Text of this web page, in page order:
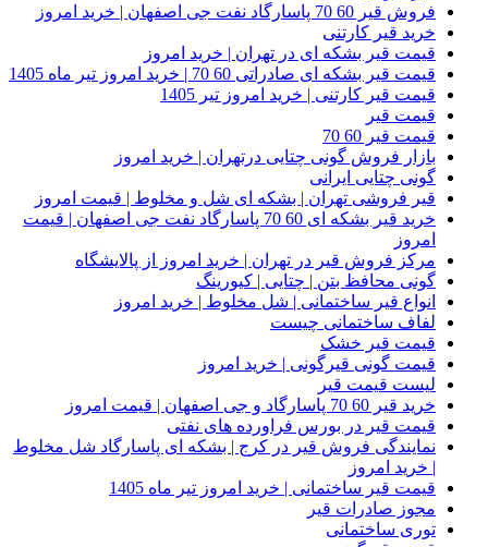
فروش قیر 60 70 پاسارگاد نفت جی اصفهان | خرید امروز
خرید قیر کارتنی
قیمت قیر بشکه ای در تهران | خرید امروز
قیمت قیر بشکه ای صادراتی 60 70 | خرید امروز تیر ماه 1405
قیمت قیر کارتنی | خرید امروز تیر 1405
قیمت قیر
قیمت قیر 60 70
بازار فروش گونی چتایی درتهران | خرید امروز
گونی چتایی ایرانی
قیر فروشی تهران | بشکه ای شل و مخلوط | قیمت امروز
خرید قیر بشکه ای 60 70 پاسارگاد نفت جی اصفهان | قیمت
امروز
مرکز فروش قیر در تهران | خرید امروز از پالایشگاه
گونی محافظ بتن | چتایی | کیورینگ
انواع قیر ساختمانی | شل مخلوط | خرید امروز
لفاف ساختمانی چیست
قیمت قیر خشک
قیمت گونی قیرگونی | خرید امروز
لیست قیمت قیر
خرید قیر 60 70 پاسارگاد و جی اصفهان | قیمت امروز
قیمت قیر در بورس فراورده های نفتی
نمایندگی فروش قیر در کرج | بشکه ای پاسارگاد شل مخلوط
| خرید امروز
قیمت قیر ساختمانی | خرید امروز تیر ماه 1405
مجوز صادرات قیر
توری ساختمانی